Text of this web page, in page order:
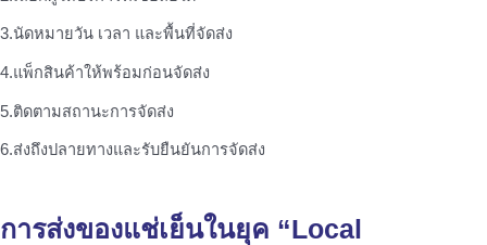
3.นัดหมายวัน เวลา และพื้นที่จัดส่ง
4.แพ็กสินค้าให้พร้อมก่อนจัดส่ง
5.ติดตามสถานะการจัดส่ง
6.ส่งถึงปลายทางและรับยืนยันการจัดส่ง
การส่งของแช่เย็นในยุค “Local